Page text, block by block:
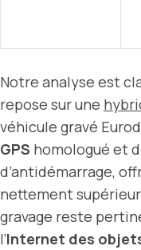
Notre analyse est
repose sur une
véhicule gravé
GPS homologué et
d’antidémarrage,
nettement
gravage reste
l’Internet des